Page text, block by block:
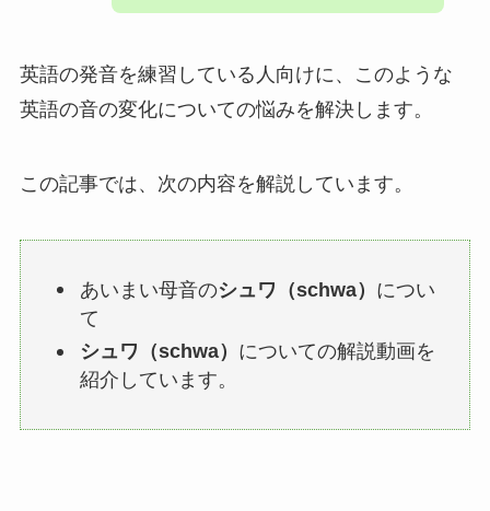
英語の発音を練習している人向けに、このような
英語の音の変化についての悩みを解決します。
この記事では、次の内容を解説しています。
あいまい母音のシュワ（schwa） につい
て
シュワ（schwa） についての解説動画を
紹介しています。